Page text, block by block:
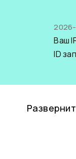
Ваш
ID